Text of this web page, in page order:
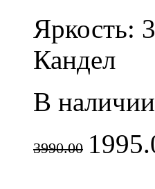
Яркость:
Кандел
В наличии
3990.00